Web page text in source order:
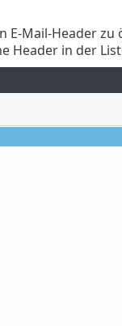
E-Mail-Header zu
Header in der